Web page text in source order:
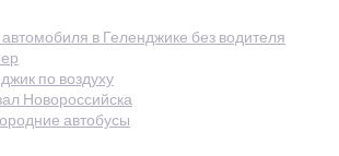
в Геленджике без водителя
по воздуху
Новороссийска
автобусы